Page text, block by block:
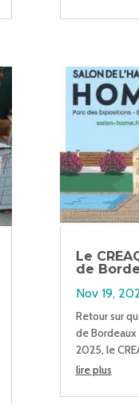
Le
de
Nov 19,
Retour sur
de
2025, le
lire plus